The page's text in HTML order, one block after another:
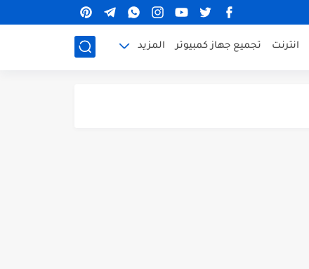
انترنت تجميع جهاز كمبيوتر المزيد